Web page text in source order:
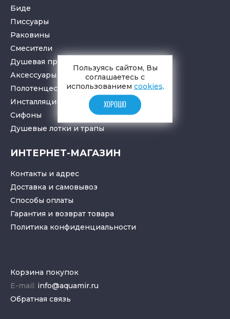
Биде
Писсуары
Раковины
Смесители
Душевая программа
Аксессуары в ванную
Полотенцесушители
Инсталляции для санузлов
Cифоны
Душевые лоткиитрапы
ИНТЕРНЕТ-МАГАЗИН
Контакты и адрес
Доставка и самовывоз
Способы оплаты
Гарантия и возврат товара
Политика конфиденциальности
Корзина покупок
E-mail: info@aquamir.ru
Обратная связь
Пользуясь сайтом, Вы
соглашаетесь с
использованием cookies.
ХОРОШО